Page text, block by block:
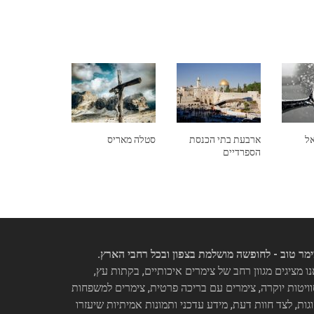
סטלה מאריס
ארבעת בתי הכנסת
הספרדיים
טוב - לחופשה מושלמת בצפון ובכל רחבי הארץ.
מציגים מגוון רחב של צימרים איכותיים, בקתות עץ,
יוקרה, צימרים עם בריכה פרטית, צימרים למשפחות
לצד חוות דעת, מידע עדכני ותמונות אמיתיות שיעזרו